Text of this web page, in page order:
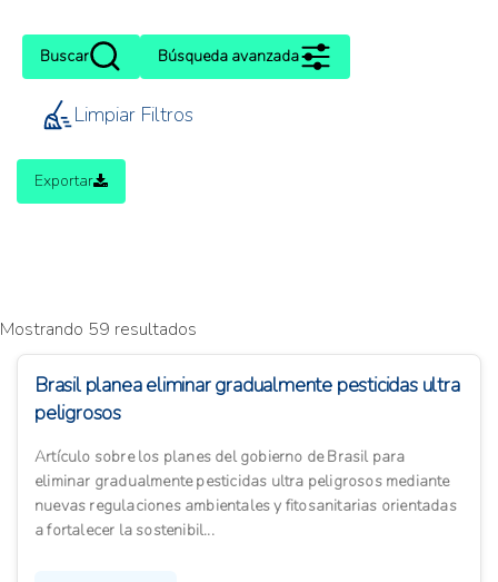
Buscar Búsqueda avanzada
Limpiar Filtros
Exportar
Mostrando 59 resultados
Brasil planea eliminar gradualmente pesticidas ultra
peligrosos
Artículo sobre los planes del gobierno de Brasil para
eliminar gradualmente pesticidas ultra peligrosos mediante
nuevas regulaciones ambientales y fitosanitarias orientadas
a fortalecer la sostenibil...